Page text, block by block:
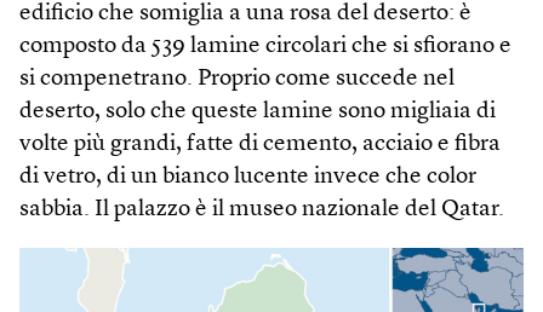
edificio che somiglia a una rosa del deserto: è
composto da 539 lamine circolari che si sfiorano e
si compenetrano. Proprio come succede nel
deserto, solo che queste lamine sono migliaia di
volte più grandi, fatte di cemento, acciaio e fibra
di vetro, di un bianco lucente invece che color
sabbia. Il palazzo è il museo nazionale del Qatar.